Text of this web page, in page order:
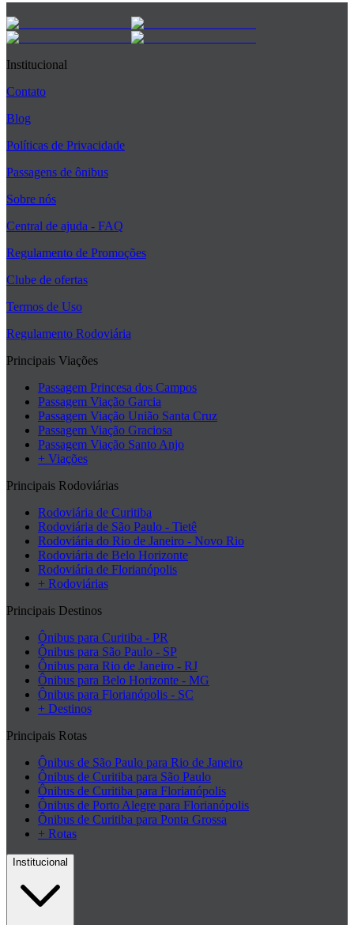
Institucional
Contato
Blog
Políticas de Privacidade
Passagens de ônibus
Sobre nós
Central de ajuda - FAQ
Regulamento de Promoções
Clube de ofertas
Termos de Uso
Regulamento Rodoviária
Principais Viações
Passagem Princesa dos Campos
Passagem Viação Garcia
Passagem Viação União Santa Cruz
Passagem Viação Graciosa
Passagem Viação Santo Anjo
+ Viações
Principais Rodoviárias
Rodoviária de Curitiba
Rodoviária de São Paulo - Tietê
Rodoviária do Rio de Janeiro - Novo Rio
Rodoviária de Belo Horizonte
Rodoviária de Florianópolis
+ Rodoviárias
Principais Destinos
Ônibus para Curitiba - PR
Ônibus para São Paulo - SP
Ônibus para Rio de Janeiro - RJ
Ônibus para Belo Horizonte - MG
Ônibus para Florianópolis - SC
+ Destinos
Principais Rotas
Ônibus de São Paulo para Rio de Janeiro
Ônibus de Curitiba para São Paulo
Ônibus de Curitiba para Florianópolis
Ônibus de Porto Alegre para Florianópolis
Ônibus de Curitiba para Ponta Grossa
+ Rotas
Institucional